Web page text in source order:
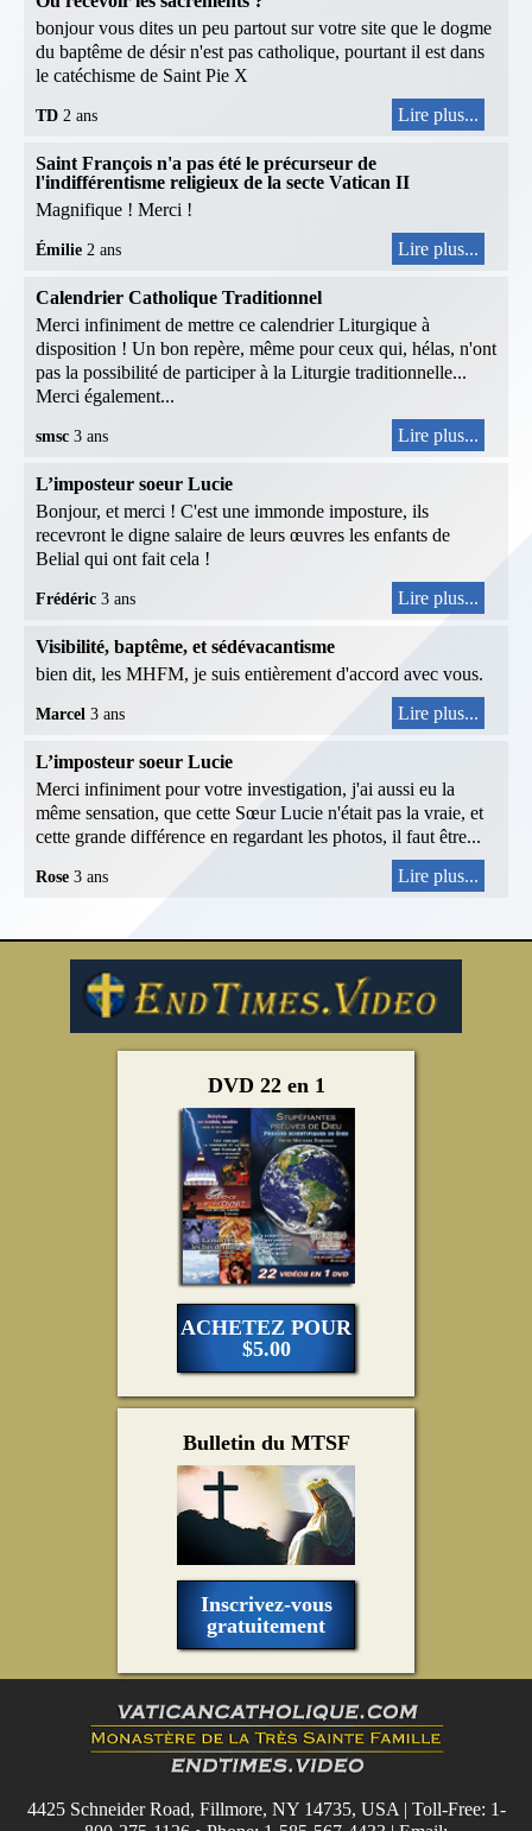
bonjour vous dites un peu partout sur votre site que le dogme
du baptême de désir n'est pas catholique, pourtant il est dans
le catéchisme de Saint Pie X
TD 2 ans Lire plus...
Saint François n'a pas été le précurseur de
l'indifférentisme religieux de la secte Vatican II
Magnifique ! Merci !
Émilie 2 ans Lire plus...
Calendrier Catholique Traditionnel
Merci infiniment de mettre ce calendrier Liturgique à
disposition ! Un bon repère, même pour ceux qui, hélas, n'ont
pas la possibilité de participer à la Liturgie traditionnelle...
Merci également...
smsc 3 ans Lire plus...
L’imposteur soeur Lucie
Bonjour, et merci ! C'est une immonde imposture, ils
recevront le digne salaire de leurs œuvres les enfants de
Belial qui ont fait cela !
Frédéric 3 ans Lire plus...
Visibilité, baptême, et sédévacantisme
bien dit, les MHFM, je suis entièrement d'accord avec vous.
Marcel 3 ans Lire plus...
L’imposteur soeur Lucie
Merci infiniment pour votre investigation, j'ai aussi eu la
même sensation, que cette Sœur Lucie n'était pas la vraie, et
cette grande différence en regardant les photos, il faut être...
Rose 3 ans Lire plus...
DVD 22 en 1
ACHETEZ POUR
$5.00
Bulletin du MTSF
Inscrivez-vous
gratuitement
4425 Schneider Road, Fillmore, NY 14735, USA | Toll-Free: 1-